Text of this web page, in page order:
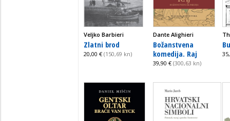
Veljko Barbieri
Zlatni brod
20,00 € (150,69 kn)
Dante Alighieri
Božanstvena
komedija. Raj
39,90 € (300,63 kn)